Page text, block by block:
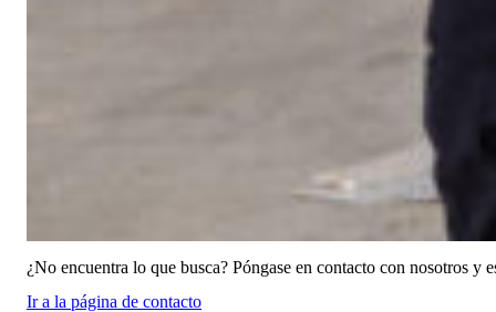
¿No encuentra lo que busca? Póngase en contacto con nosotros y
Ir a la página de contacto